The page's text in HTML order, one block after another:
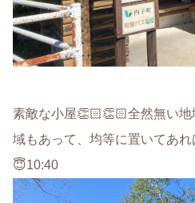
素敵な小屋👏🏻👏🏻全然無い
域もあって、均等に置いてあ
😇10:40